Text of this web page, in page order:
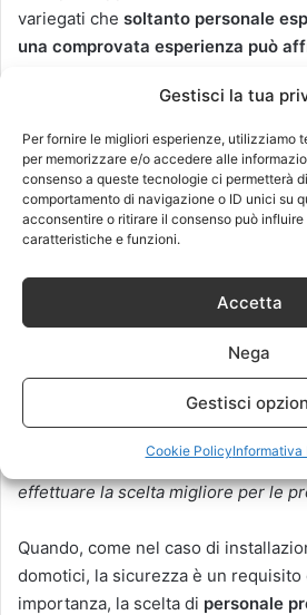
Gestisci la tua
Per fornire le migliori esperienze, utilizziamo
per memorizzare e/o accedere alle
consenso a queste tecnologie ci permetterà
comportamento di navigazione o ID unici su
acconsentire o ritirare il consenso può
caratteristiche e funzioni.
Accetta
Nega
Gestisci
Cookie PolicyInformativa
variegati che soltanto personale
una comprovata esperienza può
da te può non soltanto rimanere
provocare non pochi danni
Per tutte queste ragioni è
professionisti esperti del settore
impostare correttamente impianti
che operano nel settore
sufficiente compilare una richiesta
che provvederà a
personale iscritto che si trova nella
breve tempo,
eventuale comparazione con altri
effettuare la scelta migliore per le
Quando, come nel caso di
domotici, la sicurezza è un requisito
importanza, la scelta di personale